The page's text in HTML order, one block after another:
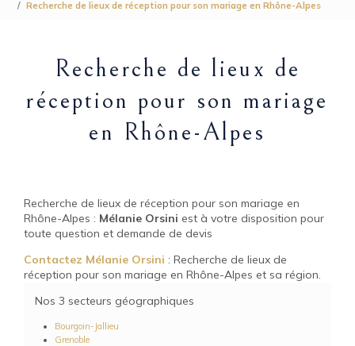
Recherche de lieux de réception pour son mariage en Rhône-Alpes
Recherche de lieux de
réception pour son mariage
en Rhône-Alpes
Recherche de lieux de réception pour son mariage en
Rhône-Alpes : Mélanie Orsini est à votre disposition pour
toute question et demande de devis
Contactez Mélanie Orsini : Recherche de lieux de
réception pour son mariage en Rhône-Alpes et sa région.
Nos 3 secteurs géographiques
Bourgoin-Jallieu
Grenoble